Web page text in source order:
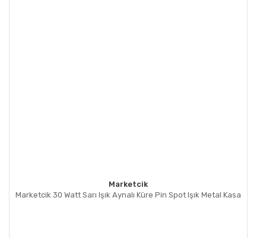
Marketcik
Marketcik 30 Watt Sarı Işık Aynalı Küre Pin Spot Işık Metal Kasa